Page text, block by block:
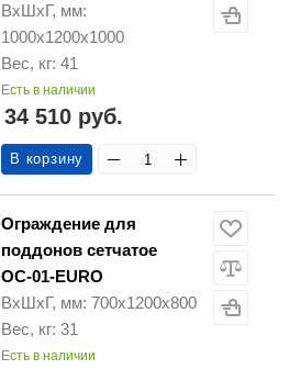
ВхШхГ, мм:
1000х1200х1000
Вес, кг: 41
Есть в наличии
34 510 руб.
В корзину
Ограждение для
поддонов сетчатое
ОС-01-EURO
ВхШхГ, мм: 700х1200х800
Вес, кг: 31
Есть в наличии